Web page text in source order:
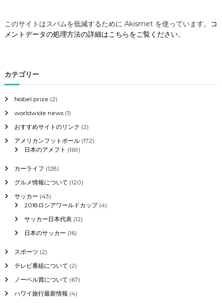
このサイトはスパムを低減するために Akismet を使っています。
コ
メントデータの処理方法の詳細はこちらをご覧ください。
カテゴリー
Nobel prize (2)
worldwide news(1)
おすすめサイトのリンク (2)
アメリカンフットボール(172)
日本のアメフト (169)
カーライフ (128)
グルメ情報について (120)
サッカー (43)
2018ロシアワールドカップ(4)
サッカー日本代表(12)
日本のサッカー (16)
スポーツ (2)
テレビ番組について (2)
ノーベル賞について (67)
ハワイ旅行最新情報 (4)